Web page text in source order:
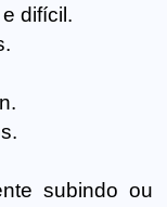
difícil.
subindo ou